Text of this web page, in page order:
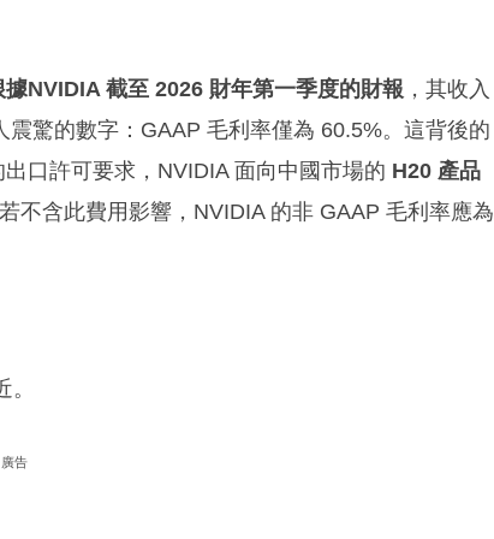
據NVIDIA 截至 2026 財年第一季度的財報 ，其收入
驚的數字：GAAP 毛利率僅為 60.5%。這背後的
口許可要求，NVIDIA 面向中國市場的 H20 產品
不含此費用影響，NVIDIA 的非 GAAP 毛利率應為
廣告